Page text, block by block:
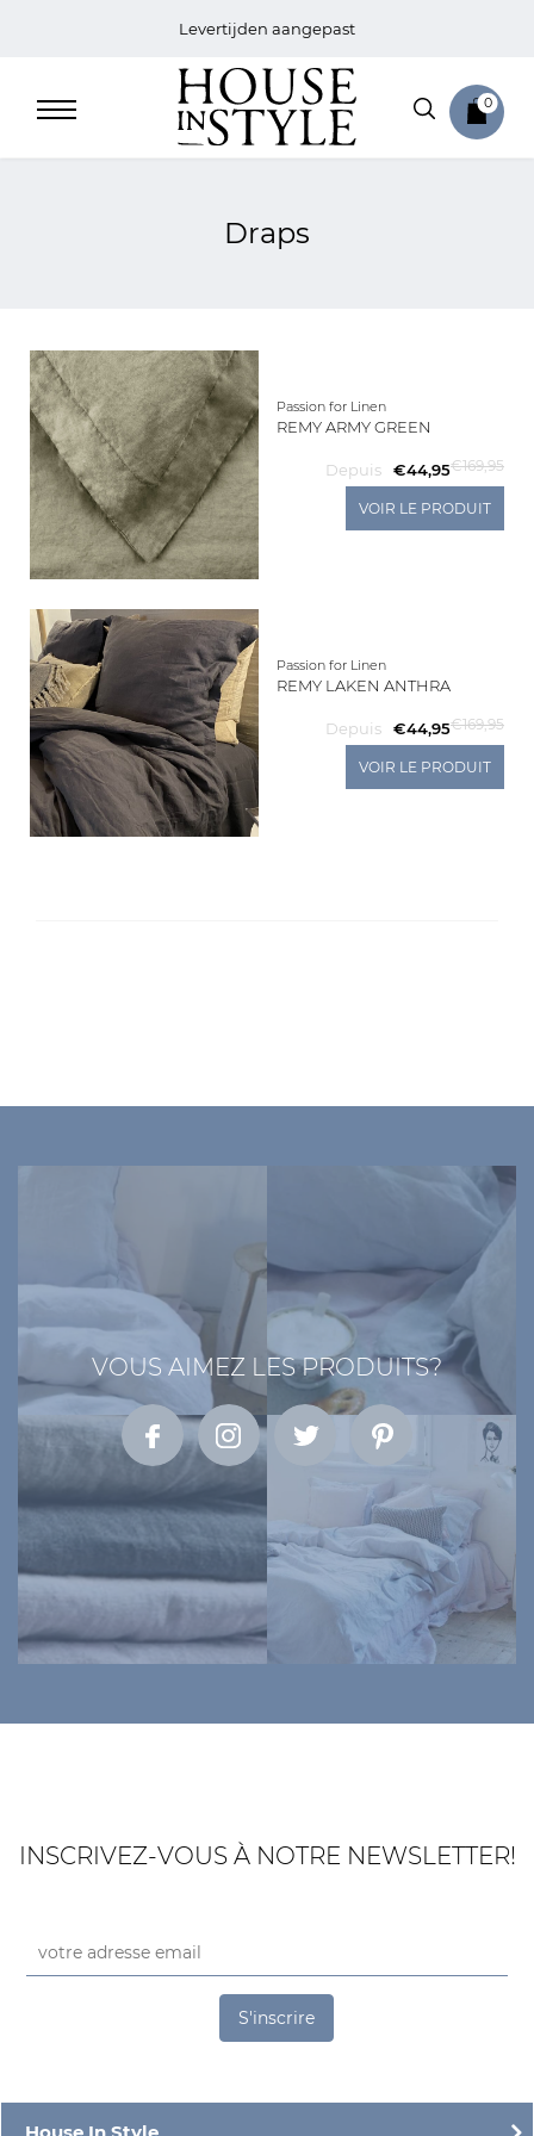
Levertijden aangepast
0
Sale
Bath
Sale
Living
Sale
Mon
Compte
Service
Draps
Passion for Linen
REMY ARMY GREEN
Depuis €44,95€169,95
VOIR LE PRODUIT
Passion for Linen
REMY LAKEN ANTHRA
Depuis €44,95€169,95
VOIR LE PRODUIT
VOUS AIMEZ LES PRODUITS?
INSCRIVEZ-VOUS À NOTRE NEWSLETTER!
S'inscrire